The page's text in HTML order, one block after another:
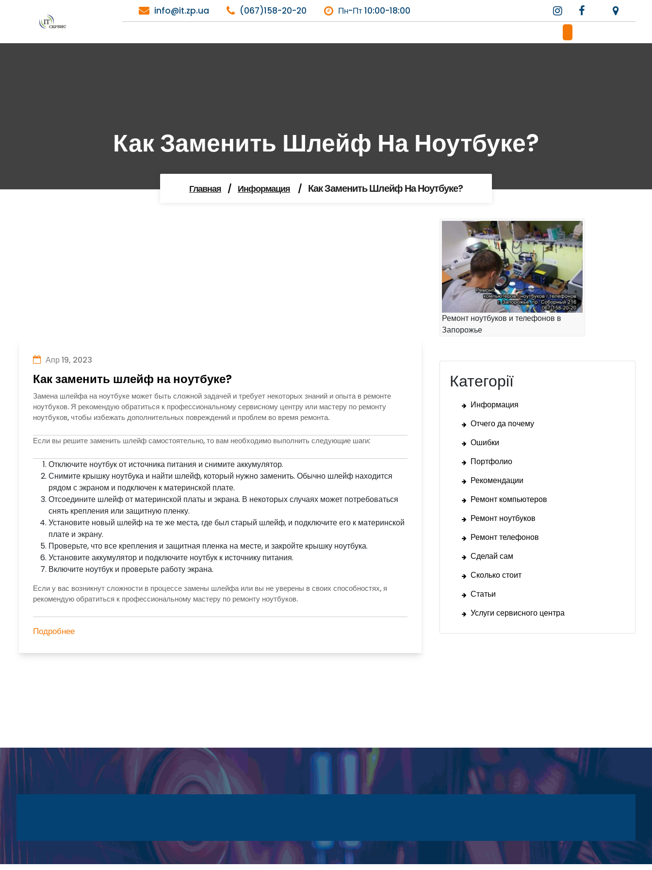
содержимому
info@it.zp.ua (067)158-20-20 Пн-Пт 10:00-18:00
Как Заменить Шлейф На Ноутбуке?
Главная / Информация / Как Заменить Шлейф На Ноутбуке?
Апр 19, 2023
Как заменить шлейф на ноутбуке?
Замена шлейфа на ноутбуке может быть сложной задачей и требует некоторых знаний и опыта в ремонте
ноутбуков. Я рекомендую обратиться к профессиональному сервисному центру или мастеру по ремонту
ноутбуков, чтобы избежать дополнительных повреждений и проблем во время ремонта.
Если вы решите заменить шлейф самостоятельно, то вам необходимо выполнить следующие шаги:
Отключите ноутбук от источника питания и снимите аккумулятор.
Снимите крышку ноутбука и найти шлейф, который нужно заменить. Обычно шлейф находится
рядом с экраном и подключен к материнской плате.
Отсоедините шлейф от материнской платы и экрана. В некоторых случаях может потребоваться
снять крепления или защитную пленку.
Установите новый шлейф на те же места, где был старый шлейф, и подключите его к материнской
плате и экрану.
Проверьте, что все крепления и защитная пленка на месте, и закройте крышку ноутбука.
Установите аккумулятор и подключите ноутбук к источнику питания.
Включите ноутбук и проверьте работу экрана.
Если у вас возникнут сложности в процессе замены шлейфа или вы не уверены в своих способностях, я
рекомендую обратиться к профессиональному мастеру по ремонту ноутбуков.
Подробнее
Ремонт ноутбуков и телефонов в
Запорожье
Категорії
Информация
Отчего да почему
Ошибки
Портфолио
Рекомендации
Ремонт компьютеров
Ремонт ноутбуков
Ремонт телефонов
Сделай сам
Сколько стоит
Статьи
Услуги сервисного центра